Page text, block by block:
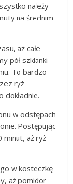
należy
na średnim
aż całe
pół szklanki
To bardzo
ryż
dokładnie.
w odstępach
Postępując
minut, aż ryż
w kosteczkę
aż pomidor